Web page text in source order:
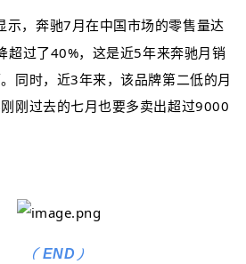
示，奔驰7月在中国市场的零售量达
超过了40%，这是近5年来奔驰月销
同时，近3年来，该品牌第二低的月
刚过去的七月也要多卖出超过9000
(END )